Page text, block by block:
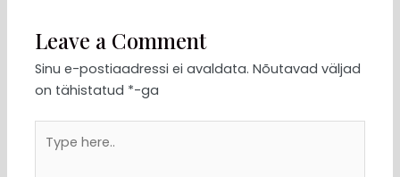
Leave a Comment
Sinu e-postiaadressi ei avaldata. Nõutavad väljad
on tähistatud *-ga
here..